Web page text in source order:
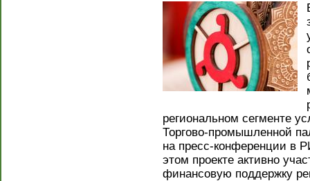
региональном сегменте
Торгово-промышленной
на пресс-конференции в
этом проекте активно
финансовую поддержку